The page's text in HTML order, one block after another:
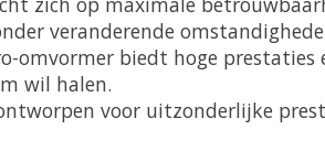
veranderende
omvormer biedt hoge
wil halen.
voor uitzonderlijke